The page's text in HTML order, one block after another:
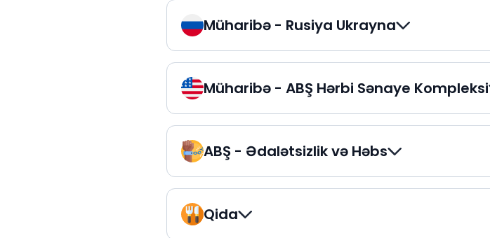
Müharibə - Rusiya Ukrayna
Müharibə - ABŞ Hərbi Sənaye Kompleksi
ABŞ - Ədalətsizlik və Həbs
Qida